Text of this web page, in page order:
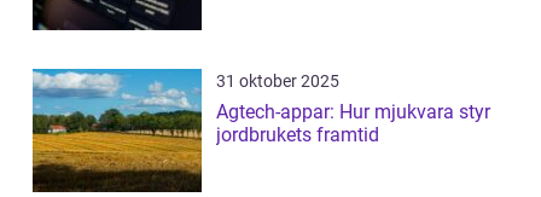
31 oktober 2025
Agtech-appar: Hur mjukvara styr
jordbrukets framtid